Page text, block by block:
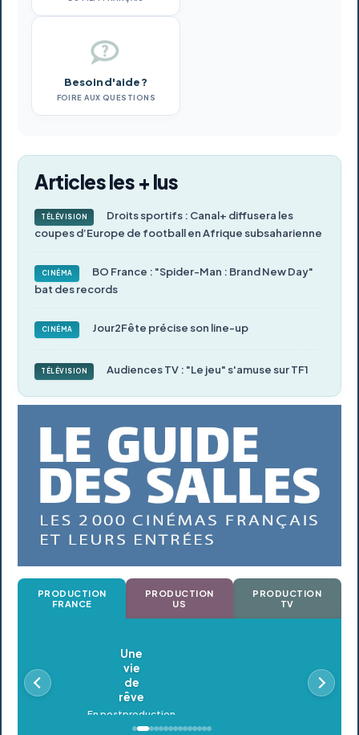
Besoin d'aide ?
FOIRE AUX QUESTIONS
Articles les + lus
TÉLÉVISION
Droits sportifs : Canal+ diffusera les
coupes d’Europe de football en Afrique subsaharienne
CINÉMA
BO France : "Spider-Man : Brand New Day"
bat des records
CINÉMA Jour2Fête précise son line-up
TÉLÉVISION Audiences TV : "Le jeu" s'amuse sur TF1
PRODUCTION
FRANCE
PRODUCTION
US
PRODUCTION
TV
Oldeupe
En postproduction